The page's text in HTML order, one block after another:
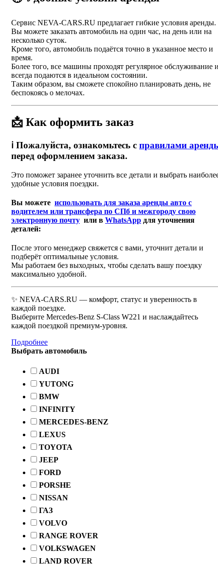
Сервис NEVA-CARS.RU предлагает гибкие условия аренды.
Вы можете заказать автомобиль на один час, на день или на
несколько суток.
Кроме того, автомобиль подаётся точно в указанное место и
время.
Более того, все машины проходят регулярное обслуживание
всегда подаются в идеальном состоянии.
Таким образом, вы сможете спокойно планировать день, не
беспокоясь о мелочах.
📩 Как оформить заказ
ℹ️ Пожалуйста, ознакомьтесь с правилами
перед оформлением заказа.
Это поможет заранее уточнить все детали и выбрать
удобные условия поездки.
Вы можете использовать для заказа аренды авто с
водителем или трансфера по СПб и межгороду свою
электронную почту или в WhatsApp для уточнения
деталей:
После этого менеджер свяжется с вами, уточнит детали и
подберёт оптимальные условия.
Мы работаем без выходных, чтобы сделать вашу поездку
максимально удобной.
✨ NEVA-CARS.RU — комфорт, статус и уверенность в
каждой поездке.
Выберите Mercedes-Benz S-Class W221 и наслаждайтесь
каждой поездкой премиум-уровня.
Подробнее
Выбрать автомобиль
AUDI
YUTONG
BMW
INFINITY
MERCEDES-BENZ
LEXUS
TOYOTA
JEEP
FORD
PORSHE
NISSAN
ГАЗ
VOLVO
RANGE ROVER
VOLKSWAGEN
LAND ROVER